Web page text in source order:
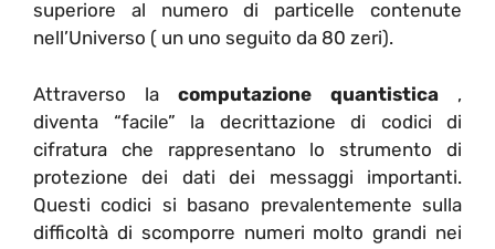
superiore al numero di particelle contenute
nell’Universo ( un uno seguito da 80 zeri).
Attraverso la computazione quantistica ,
diventa “facile” la decrittazione di codici di
cifratura che rappresentano lo strumento di
protezione dei dati dei messaggi importanti.
Questi codici si basano prevalentemente sulla
difficoltà di scomporre numeri molto grandi nei